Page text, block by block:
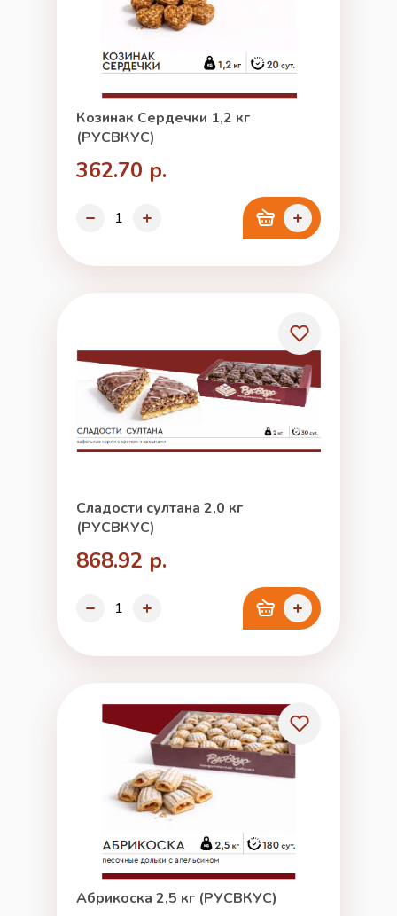
Козинак Сердечки 1,2 кг
(РУСВКУС)
362.70 р.
Сладости султана 2,0 кг
(РУСВКУС)
868.92 р.
Абрикоска 2,5 кг (РУСВКУС)